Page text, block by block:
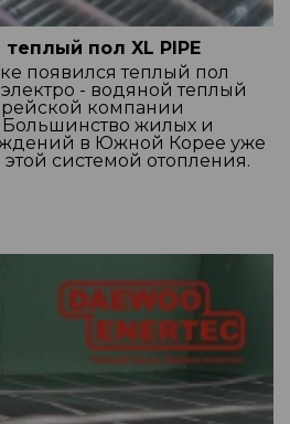
пол XL PIPE
появился теплый пол
- водяной теплый
компании
Большинство жилых и
в Южной Корее уже
системой отопления.